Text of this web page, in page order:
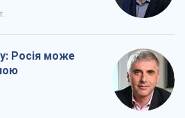
Росія може